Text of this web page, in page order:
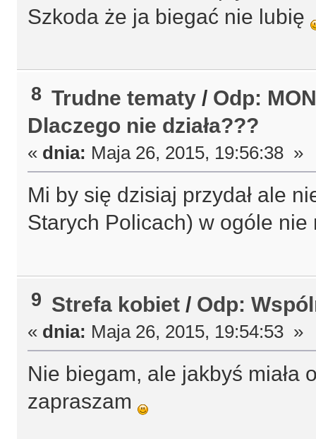
Szkoda że ja biegać nie lubię
8 Trudne tematy / Odp:
Dlaczego nie działa???
« dnia: Maja 26, 2015, 19:56:38 »
Mi by się dzisiaj przydał ale
Starych Policach) w ogóle
9 Strefa kobiet / Odp:
« dnia: Maja 26, 2015, 19:54:53 »
Nie biegam, ale jakbyś miała
zapraszam